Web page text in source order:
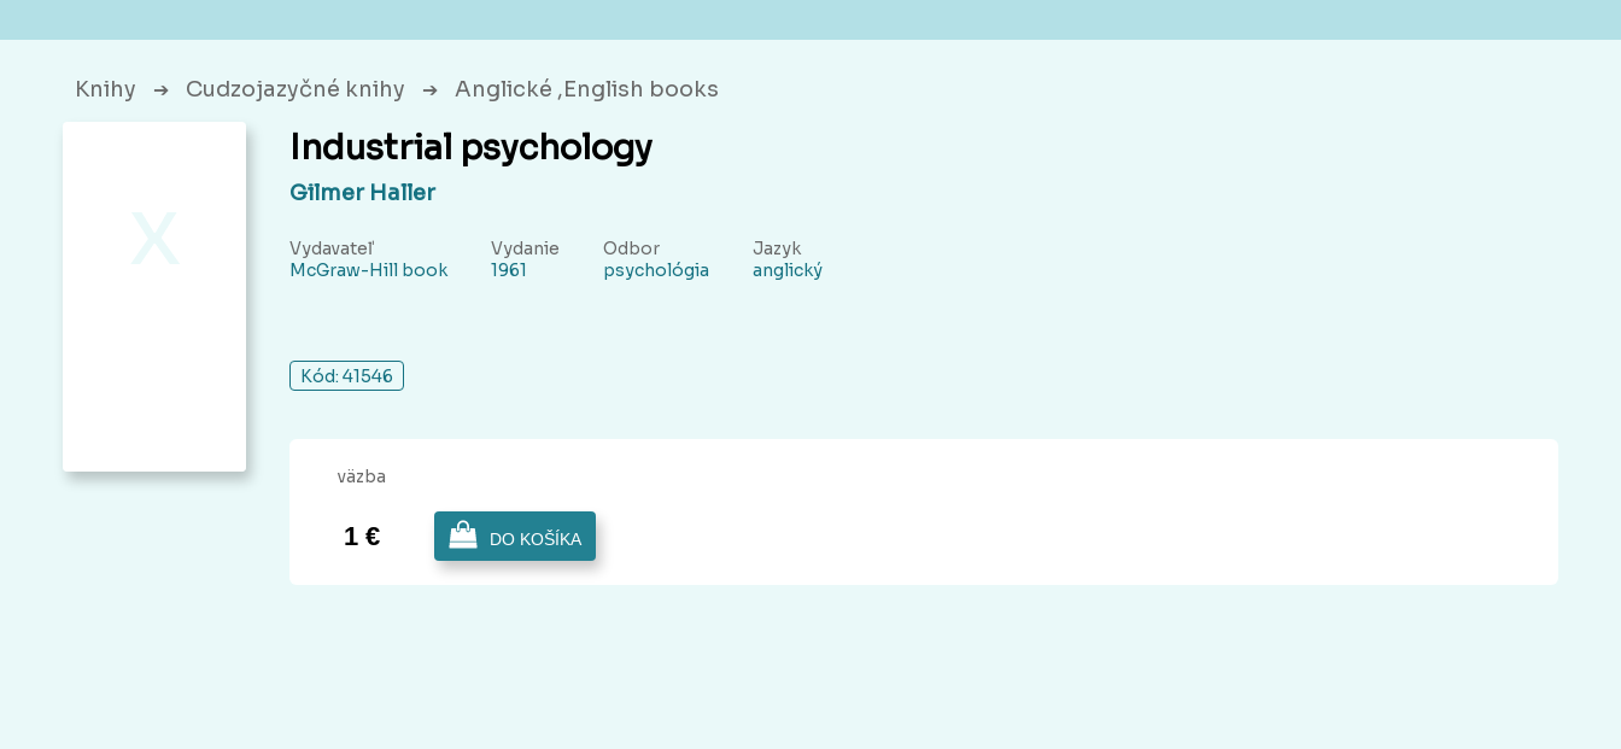
Knihy ➔ Cudzojazyčné knihy ➔ Anglické ,English books
Industrial psychology
Gilmer Haller
Vydavateľ
McGraw-Hill book
Vydanie
1961
Odbor
psychológia
Jazyk
anglický
Kód: 41546
väzba
1 € DO KOŠÍKA